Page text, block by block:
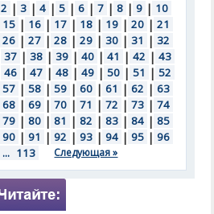
2 | 3 | 4 | 5 | 6 | 7 | 8 | 9 | 10
15 | 16 | 17 | 18 | 19 | 20 | 21
26 | 27 | 28 | 29 | 30 | 31 | 32
37 | 38 | 39 | 40 | 41 | 42 | 43
46 | 47 | 48 | 49 | 50 | 51 | 52
57 | 58 | 59 | 60 | 61 | 62 | 63
68 | 69 | 70 | 71 | 72 | 73 | 74
79 | 80 | 81 | 82 | 83 | 84 | 85
90 | 91 | 92 | 93 | 94 | 95 | 96
... 113 Следующая »